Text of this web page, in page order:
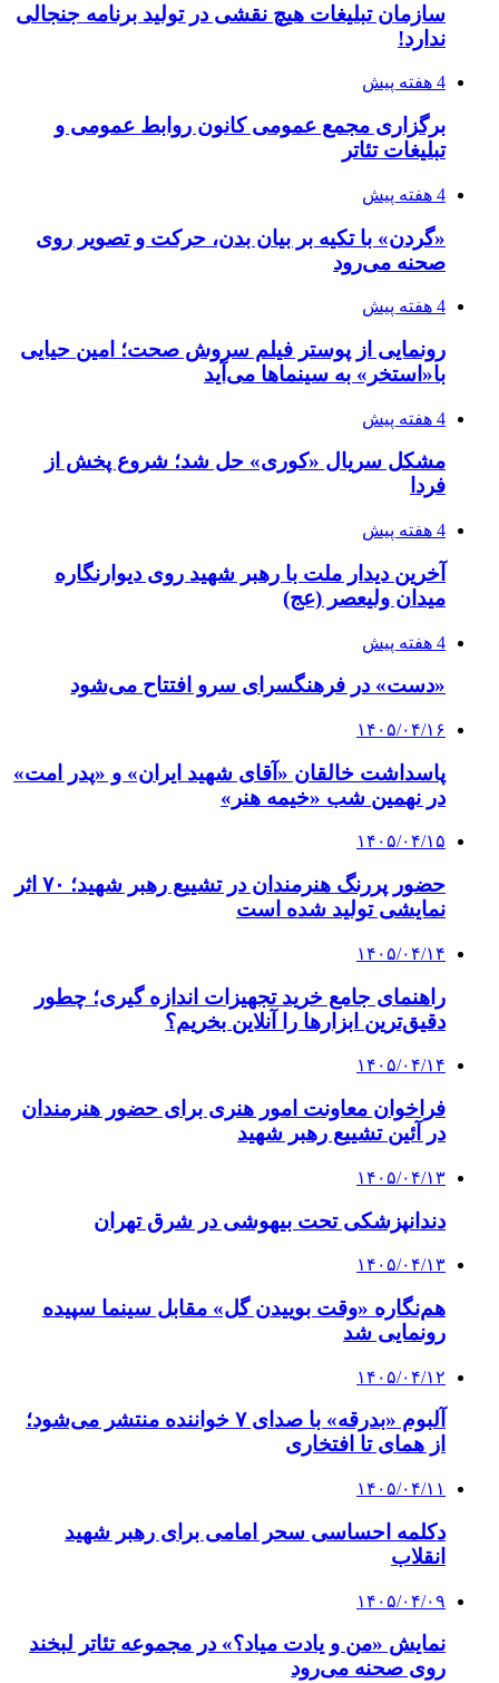
سازمان تبلیغات هیچ نقشی در تولید برنامه جنجالی
ندارد!
4 هفته پیش
برگزاری مجمع عمومی کانون روابط عمومی و
تبلیغات تئاتر
4 هفته پیش
«گردن» با تکیه بر بیان بدن، حرکت و تصویر روی
صحنه می‌رود
4 هفته پیش
رونمایی از پوستر فیلم سروش صحت؛ امین حیایی
با«استخر» به سینماها می‌آید
4 هفته پیش
مشکل سریال «کوری» حل شد؛ شروع پخش از
فردا
4 هفته پیش
آخرین دیدار ملت با رهبر شهید روی دیوارنگاره
میدان ولیعصر (عج)
4 هفته پیش
«دست» در فرهنگسرای سرو افتتاح می‌شود
۱۴۰۵/۰۴/۱۶
پاسداشت خالقان «آقای شهید ایران» و «پدر امت»
در نهمین شب «خیمه هنر»
۱۴۰۵/۰۴/۱۵
حضور پررنگ هنرمندان در تشییع رهبر شهید؛ ۷۰ اثر
نمایشی تولید شده است
۱۴۰۵/۰۴/۱۴
راهنمای جامع خرید تجهیزات اندازه گیری؛ چطور
دقیق‌ترین ابزارها را آنلاین بخریم؟
۱۴۰۵/۰۴/۱۴
فراخوان معاونت امور هنری برای حضور هنرمندان
در آئین تشییع رهبر شهید
۱۴۰۵/۰۴/۱۳
دندانپزشکی تحت بیهوشی در شرق تهران
۱۴۰۵/۰۴/۱۳
هم‌نگاره «وقت بوییدن گل» مقابل سینما سپیده
رونمایی شد
۱۴۰۵/۰۴/۱۲
آلبوم «بدرقه» با صدای ۷ خواننده منتشر می‌شود؛
از همای تا افتخاری
۱۴۰۵/۰۴/۱۱
دکلمه‌ احساسی سحر امامی برای رهبر شهید
انقلاب
۱۴۰۵/۰۴/۰۹
نمایش «من و یادت میاد؟» در مجموعه تئاتر لبخند
روی صحنه می‌رود